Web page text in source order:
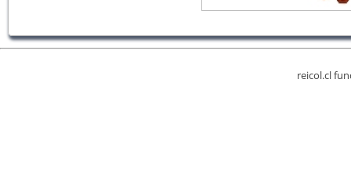
reicol.cl